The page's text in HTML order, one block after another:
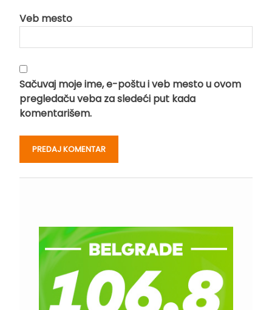
Veb mesto
Sačuvaj moje ime, e-poštu i veb mesto u ovom
pregledaču veba za sledeći put kada
komentarišem.